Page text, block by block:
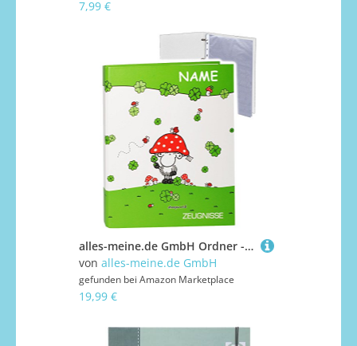
7,99 €
alles-meine.de GmbH Ordner - Zeugnisse - Schaf Sheepworld - incl. Name - mit Einsteckseiten - ERWEITERBAR - Ringbuch/Sammelordner - Zeugnismappe & Dokumentenmappe A 4 - Rin..
von alles-meine.de GmbH
gefunden bei Amazon Marketplace
19,99 €